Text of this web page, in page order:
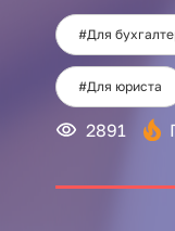
#Для
#Для юриста
2891